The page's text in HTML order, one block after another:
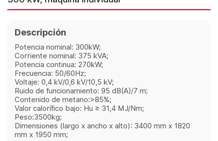
Descripción
Potencia nominal: 300kW;
Corriente nominal: 375 kVA;
Potencia continua: 270kW;
Frecuencia: 50/60Hz;
Voltaje: 0,4 kV/0,6 kV/10,5 kV;
Ruido de funcionamiento: 95 dB(A)/7 m;
Contenido de metano:>85%;
Valor calorífico bajo: Hu ≥ 31,4 MJ/Nm;
Peso:3500kg;
Dimensiones (largo x ancho x alto): 3400 mm x 1820
mm x 1950 mm;